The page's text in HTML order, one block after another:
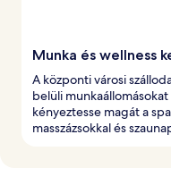
Munka és wellness
A központi városi
belüli
kényeztesse magát a
masszázsokkal és